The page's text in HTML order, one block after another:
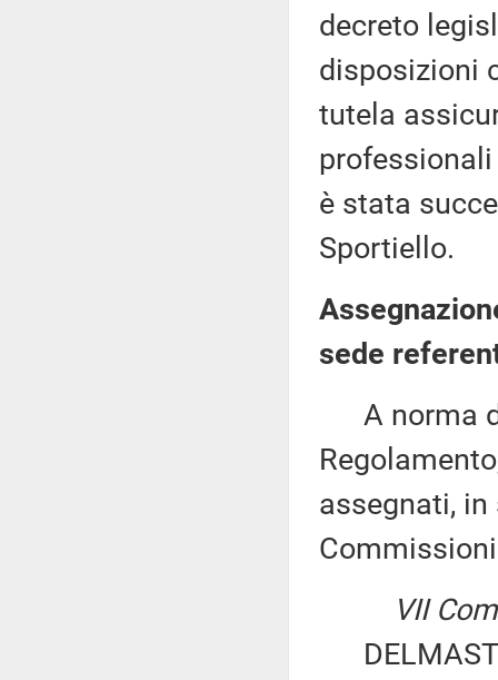
decreto
disposizioni
tutela
professionali
è stata
Sportiello.
sede
A norma
assegnati,
VII